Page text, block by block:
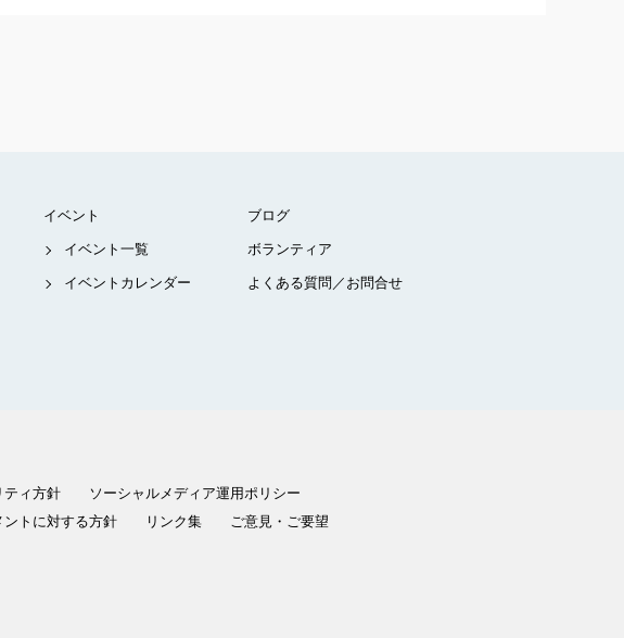
イベント
イベント一覧
イベントカレンダー
ブログ
ボランティア
よくある質問／お問合せ
ティ方針
ソーシャルメディア運用ポリシー
トに対する方針 リンク集 ご意見・ご要望